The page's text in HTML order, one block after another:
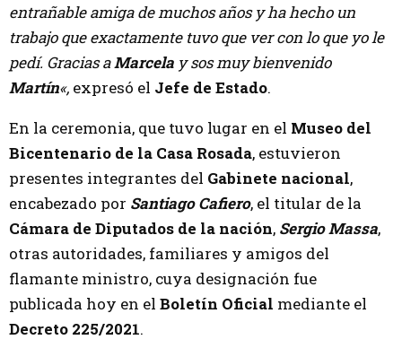
entrañable amiga de muchos años y ha hecho un
trabajo que exactamente tuvo que ver con lo que yo le
pedí. Gracias aMarcela y sos muy bienvenido
Martín«, expresó el Jefe de Estado.
En la ceremonia, que tuvo lugar en el Museo del
Bicentenario de la Casa Rosada, estuvieron
presentes integrantes del Gabinete nacional,
encabezado por Santiago Cafiero, el titular de la
Cámara de Diputados de la nación, Sergio Massa,
otras autoridades, familiares y amigos del
flamante ministro, cuya designación fue
publicada hoy en el Boletín Oficial mediante el
Decreto 225/2021.